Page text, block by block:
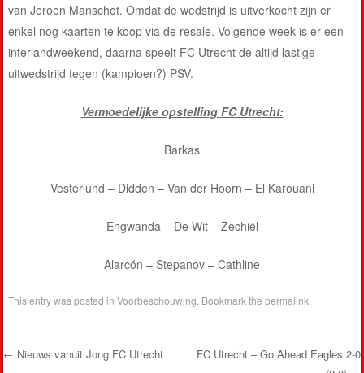
van Jeroen Manschot. Omdat de wedstrijd is uitverkocht zijn er
enkel nog kaarten te koop via de resale. Volgende week is er een
interlandweekend, daarna speelt FC Utrecht de altijd lastige
uitwedstrijd tegen (kampioen?) PSV.
Vermoedelijke opstelling FC Utrecht:
Barkas
Vesterlund – Didden – Van der Hoorn – El Karouani
Engwanda – De Wit – Zechiël
Alarcón – Stepanov – Cathline
This entry was posted inVoorbeschouwing . Bookmark thepermalink
← Nieuws vanuit Jong FC Utrecht
FC Utrecht – Go Ahead Eagles 2-0